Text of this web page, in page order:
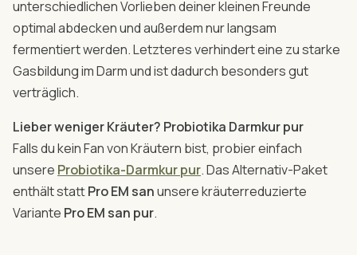
unterschiedlichen Vorlieben deiner kleinen Freunde
optimal abdecken und außerdem nur langsam
fermentiert werden. Letzteres verhindert eine zu starke
Gasbildung im Darm und ist dadurch besonders gut
verträglich.
Lieber weniger Kräuter? Probiotika Darmkur pur
Falls du kein Fan von Kräutern bist, probier einfach
unsere Probiotika-Darmkur pur. Das Alternativ-Paket
enthält stattPro EM sanunsere kräuterreduzierte
Variante Pro EM san pur.